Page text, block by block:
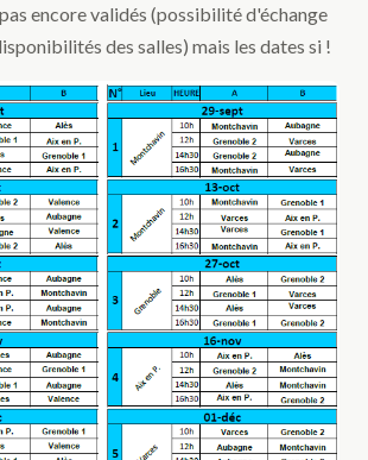
encore validés (possibilité d'échange
des salles) mais les dates si !